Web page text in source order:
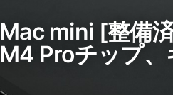
Mac mini [整備
M4 Proチップ